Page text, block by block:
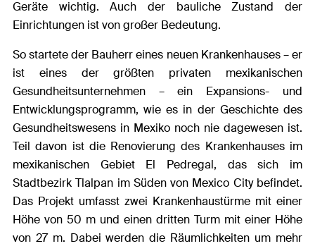
Geräte wichtig. Auch der bauliche Zustand der
Einrichtungen ist von großer Bedeutung.
So startete der Bauherr eines neuen Krankenhauses – er
ist eines der größten privaten mexikanischen
Gesundheitsunternehmen – ein Expansions- und
Entwicklungsprogramm, wie es in der Geschichte des
Gesundheitswesens in Mexiko noch nie dagewesen ist.
Teil davon ist die Renovierung des Krankenhauses im
mexikanischen Gebiet El Pedregal, das sich im
Stadtbezirk Tlalpan im Süden von Mexico City befindet.
Das Projekt umfasst zwei Krankenhaustürme mit einer
Höhe von 50 m und einen dritten Turm mit einer Höhe
von 27 m. Dabei werden die Räumlichkeiten um mehr